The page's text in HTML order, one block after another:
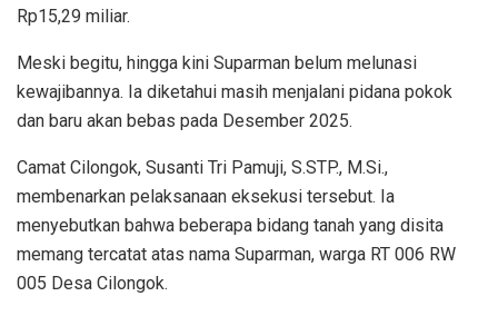
Rp15,29 miliar.
Meski begitu, hingga kini Suparman belum melunasi
kewajibannya. Ia diketahui masih menjalani pidana pokok
dan baru akan bebas pada Desember 2025.
Camat Cilongok, Susanti Tri Pamuji, S.STP., M.Si.,
membenarkan pelaksanaan eksekusi tersebut. Ia
menyebutkan bahwa beberapa bidang tanah yang disita
memang tercatat atas nama Suparman, warga RT 006 RW
005 Desa Cilongok.